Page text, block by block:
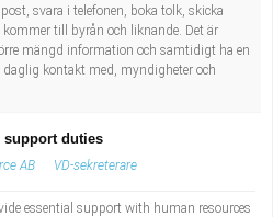
svara i telefonen, boka tolk, skicka
till byrån och liknande. Det är
mängd information och samtidigt ha en
daglig kontakt med, myndigheter och
support duties
AB VD-sekreterare
essential support with human resources